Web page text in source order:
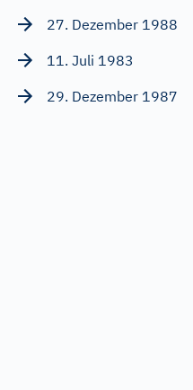
27. Dezember 1988
11. Juli 1983
29. Dezember 1987